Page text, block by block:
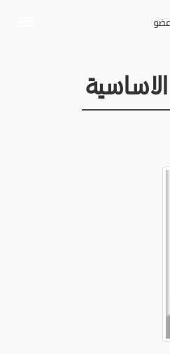
الاساسية